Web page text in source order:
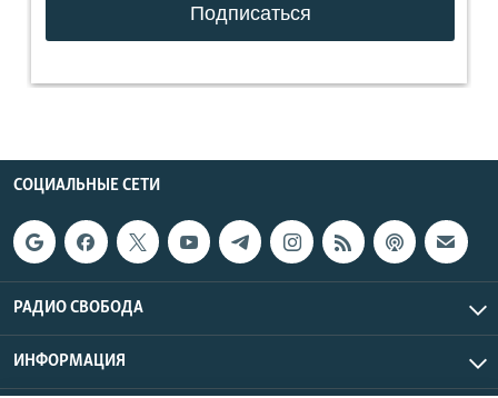
СОЦИАЛЬНЫЕ СЕТИ
РАДИО СВОБОДА
ИНФОРМАЦИЯ